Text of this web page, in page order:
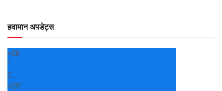
हवामान अपडेट्स
+28
°
C
+29°